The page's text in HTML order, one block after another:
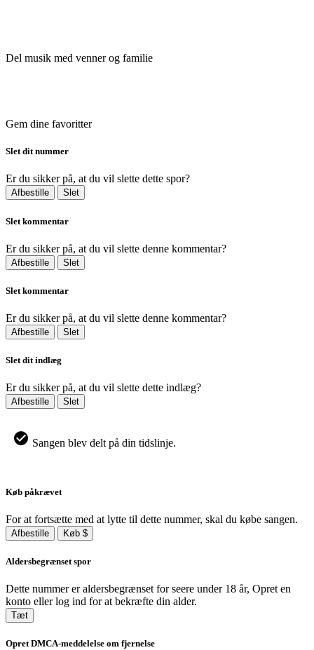
Del musik med venner og familie
Gem dine favoritter
Slet dit nummer
Er du sikker på, at du vil slette dette spor?
Afbestille Slet
Slet kommentar
Er du sikker på, at du vil slette denne kommentar?
Afbestille Slet
Slet kommentar
Er du sikker på, at du vil slette denne kommentar?
Afbestille Slet
Slet dit indlæg
Er du sikker på, at du vil slette dette indlæg?
Afbestille Slet
Sangen blev delt på din tidslinje.
Køb påkrævet
For at fortsætte med at lytte til dette nummer, skal du købe sangen.
Afbestille Køb $
Aldersbegrænset spor
Dette nummer er aldersbegrænset for seere under 18 år, Opret en
konto eller log ind for at bekræfte din alder.
Tæt
Opret DMCA-meddelelse om fjernelse